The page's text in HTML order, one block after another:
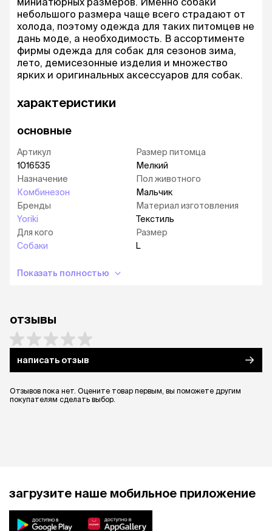
небольшого размера чаще всего страдают от
холода, поэтому одежда для таких питомцев не
дань моде, а необходимость. В ассортименте
фирмы одежда для собак для сезонов зима,
лето, демисезонные изделия и множество
ярких и оригинальных аксессуаров для собак.
характеристики
основные
Артикул
1016535
Назначение
Комбинезон
Бренды
Yoriki
Для кого
Собаки
Размер питомца
Мелкий
Пол животного
Мальчик
Материал изготовления
Текстиль
Размер
L
Показать полностью
отзывы
написать отзыв
Отзывов пока нет. Оцените товар первым, вы поможете другим
покупателям сделать выбор.
загрузите наше мобильное приложение